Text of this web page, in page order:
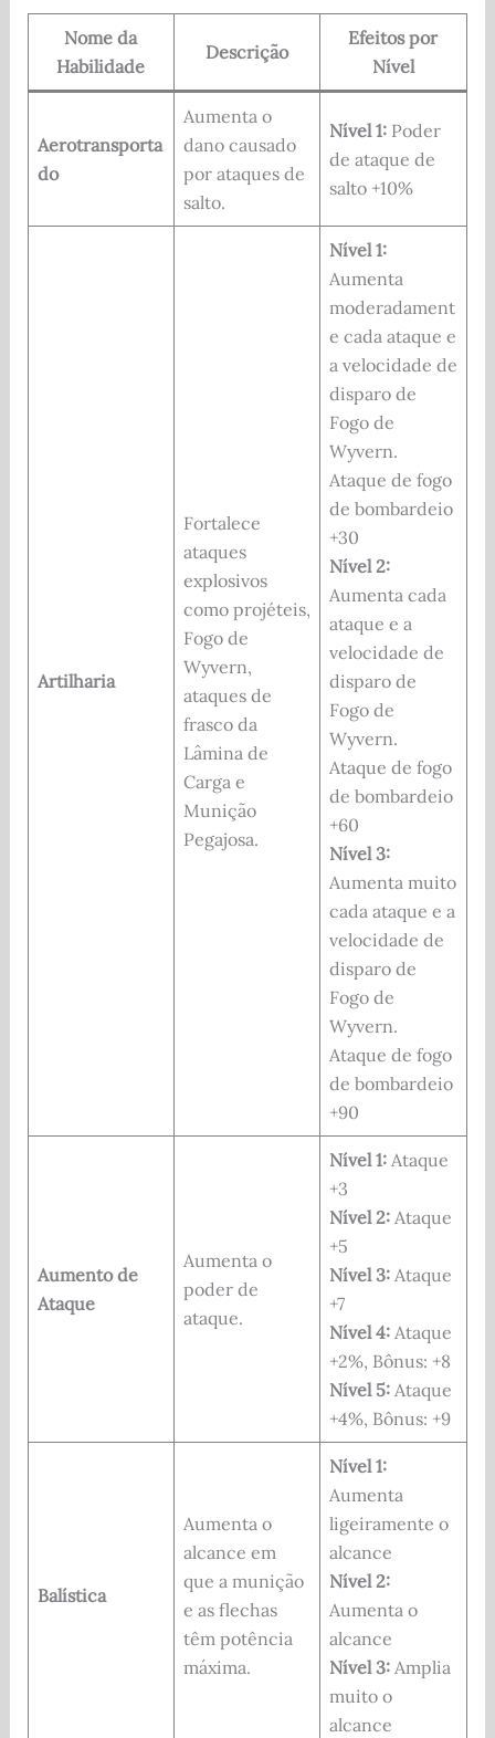
Nome da
Habilidade
Descrição
Efeitos por
Nível
Aerotransporta
do
Aumenta o
dano causado
por ataques de
salto.
Nível 1:Poder
de ataque de
salto +10%
Artilharia
Fortalece
ataques
explosivos
como projéteis,
Fogo de
Wyvern,
ataques de
frasco da
Lâmina de
Carga e
Munição
Pegajosa.
Nível 1:
Aumenta
moderadament
e cada ataque e
a velocidade de
disparo de
Fogo de
Wyvern.
Ataque de fogo
de bombardeio
+30
Nível 2:
Aumenta cada
ataque e a
velocidade de
disparo de
Fogo de
Wyvern.
Ataque de fogo
de bombardeio
+60
Nível 3:
Aumenta muito
cada ataque e a
velocidade de
disparo de
Fogo de
Wyvern.
Ataque de fogo
de bombardeio
+90
Aumento de
Ataque
Aumenta o
poder de
ataque.
Nível 1:Ataque
+3
Nível 2:Ataque
+5
Nível 3:Ataque
+7
Nível 4:Ataque
+2%, Bônus: +8
Nível 5:Ataque
+4%, Bônus: +9
Balística
Aumenta o
alcance em
que a munição
e as flechas
têm potência
máxima.
Nível 1:
Aumenta
ligeiramente o
alcance
Nível 2:
Aumenta o
alcance
Nível 3:Amplia
muito o
alcance